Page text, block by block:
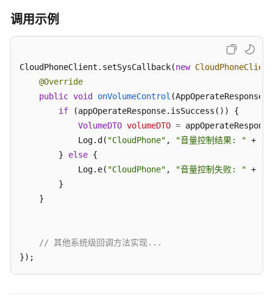
南
考
KooPhone
概
KooPhone
侧
调用示例
CloudPhoneClient.setSysCallback(new CloudPhoneClient
@Override
public void onVolumeControl
if (appOperateResponse.isSuccess()) {
VolumeDTO volumeDTO =
            Log.d(
"CloudPhone" , "音量控制结果: " +
        }
else {
            Log.e(
"CloudPhone" , "音量控制失败: " +
        }
    }
// 其他系统级回调方法实现...
});